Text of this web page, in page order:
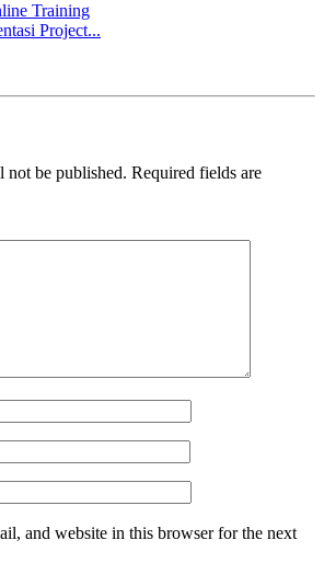
Project...
not be published. Required fields are
and website in this browser for the next